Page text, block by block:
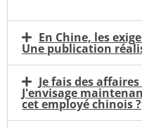
En Chine, les
Une publication
Je fais des
J'envisage
cet employé chinois ?